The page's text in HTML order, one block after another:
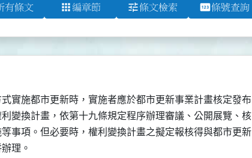
有條文 apps 編章節 tune條文檢索 pin條號查詢
實施都市更新時，實施者應於都市更新事業計畫核定發布
變換計畫，依第十九條規定程序辦理審議、公開展覽、核
事項。但必要時，權利變換計畫之擬定報核得與都市更新
理。